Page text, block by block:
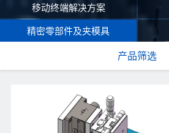
移动终端解决方案
精密零部件及夹模具
产品筛选